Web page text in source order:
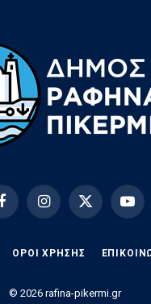
FacebookInstagramX
ΟΡΟΙ ΧΡΗΣΗΣ
© 2026 rafina-pikermi.gr